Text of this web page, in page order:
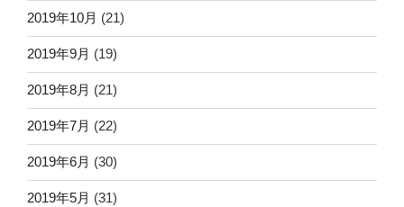
2019年10月 (21)
2019年9月 (19)
2019年8月 (21)
2019年7月 (22)
2019年6月 (30)
2019年5月 (31)